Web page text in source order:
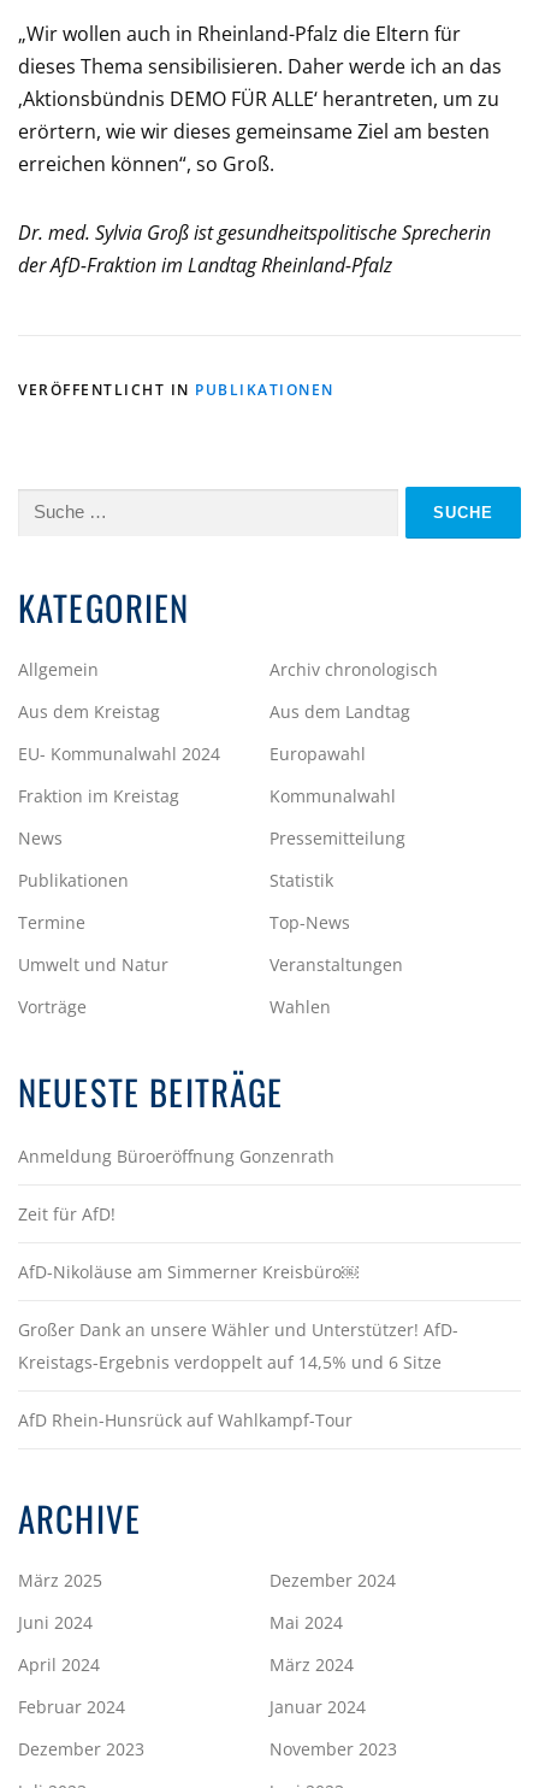
„Wir wollen auch in Rheinland-Pfalz die Eltern für
dieses Thema sensibilisieren. Daher werde ich an das
‚Aktionsbündnis DEMO FÜR ALLE‘ herantreten, um zu
erörtern, wie wir dieses gemeinsame Ziel am besten
erreichen können“, so Groß.
Dr. med. Sylvia Groß ist gesundheitspolitische Sprecherin
der AfD-Fraktion im Landtag Rheinland-Pfalz
VERÖFFENTLICHT IN PUBLIKATIONEN
Suche
KATEGORIEN
Allgemein
Archiv chronologisch
Aus dem Kreistag
Aus dem Landtag
EU- Kommunalwahl 2024
Europawahl
Fraktion im Kreistag
Kommunalwahl
News
Pressemitteilung
Publikationen
Statistik
Termine
Top-News
Umwelt und Natur
Veranstaltungen
Vorträge
Wahlen
NEUESTE BEITRÄGE
Anmeldung Büroeröffnung Gonzenrath
Zeit für AfD!
AfD-Nikoläuse am Simmerner Kreisbüro￼
Großer Dank an unsere Wähler und Unterstützer! AfD-
Kreistags-Ergebnis verdoppelt auf 14,5% und 6 Sitze
AfD Rhein-Hunsrück auf Wahlkampf-Tour
ARCHIVE
März 2025
Dezember 2024
Juni 2024
Mai 2024
April 2024
März 2024
Februar 2024
Januar 2024
Dezember 2023
November 2023